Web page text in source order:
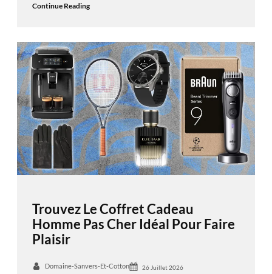
Continue Reading
Trouvez Le Coffret Cadeau
Homme Pas Cher Idéal Pour Faire
Plaisir
Domaine-Sanvers-Et-Cotton 26 Juillet 2026